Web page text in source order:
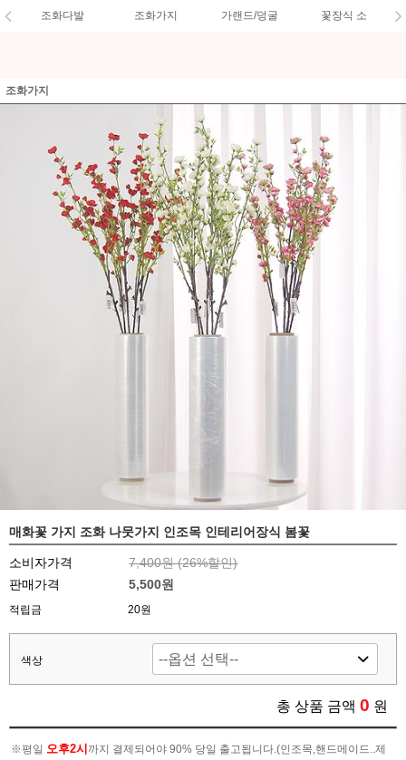
조화다발 조화가지 가랜드/덩굴 꽃장식 소
조화가지
매화꽃 가지 조화 나뭇가지 인조목 인테리어장식 봄꽃
소비자가격 7,400원 (26%할인)
판매가격
5,500원
적립금 20원
색상
총 상품 금액 0 원
※평일 오후2시 까지 결제되어야 90% 당일 출고됩니다.(인조목,핸드메이드..제